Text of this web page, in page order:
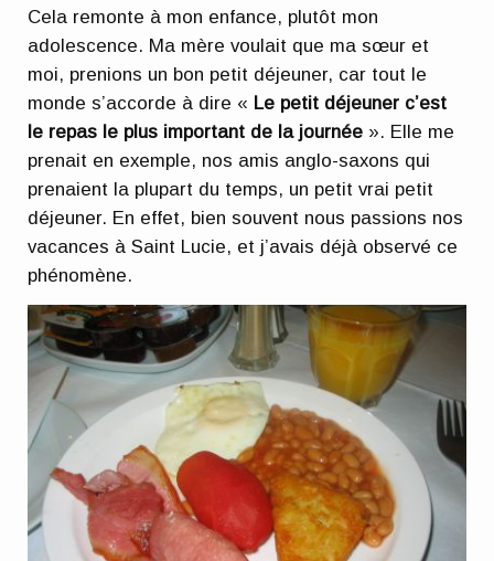
Cela remonte à mon enfance, plutôt mon
adolescence. Ma mère voulait que ma sœur et
moi, prenions un bon petit déjeuner, car tout le
monde s’accorde à dire « Le petit déjeuner c’est
le repas le plus important de la journée ». Elle me
prenait en exemple, nos amis anglo-saxons qui
prenaient la plupart du temps, un petit vrai petit
déjeuner. En effet, bien souvent nous passions nos
vacances à Saint Lucie, et j’avais déjà observé ce
phénomène.